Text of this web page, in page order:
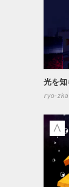
ryo-zka